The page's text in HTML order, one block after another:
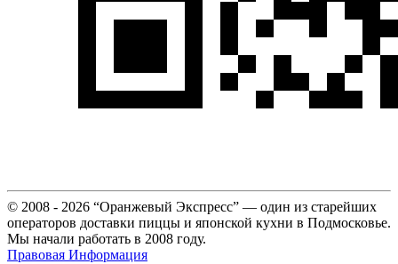
© 2008 - 2026 “Оранжевый Экспресс” — один из старейших
операторов доставки пиццы и японской кухни в Подмосковье.
Мы начали работать в 2008 году.
Правовая Информация